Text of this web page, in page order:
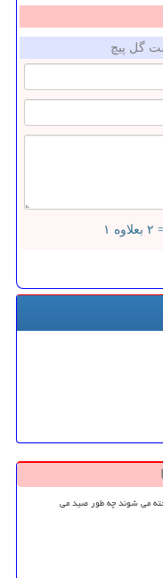
گل پیچ
۱
می شوند چه طور صید می